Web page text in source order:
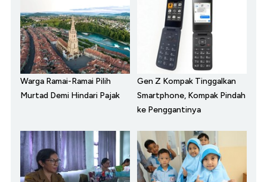
Warga Ramai-Ramai Pilih
Murtad Demi Hindari Pajak
Gen Z Kompak Tinggalkan
Smartphone, Kompak Pindah
ke Penggantinya